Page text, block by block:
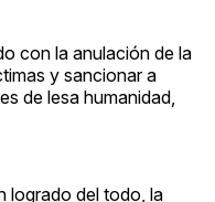
con la anulación de la
y sancionar a
de lesa humanidad,
logrado del todo, la